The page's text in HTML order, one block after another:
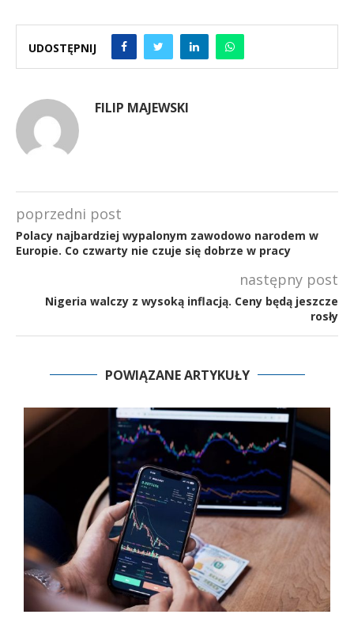
UDOSTĘPNIJ
FILIP MAJEWSKI
poprzedni post
Polacy najbardziej wypalonym zawodowo narodem w
Europie. Co czwarty nie czuje się dobrze w pracy
następny post
Nigeria walczy z wysoką inflacją. Ceny będą jeszcze
rosły
POWIĄZANE ARTYKUŁY